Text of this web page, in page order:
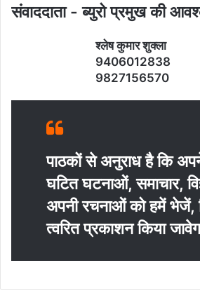
संवाददाता - ब्‍युरो प्रमुख की
श्‍लेष कुमार शुक्‍ला
9406012838
9827156570
पाठकों से अनुराध है कि
घटित घटनाओं, समाचार,
अपनी रचनाओं को हमें भेजें,
त्‍वरित प्रकाशन किया